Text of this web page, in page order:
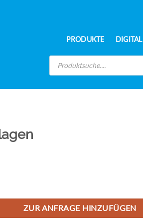
PRODUKTE DIGITAL
Products
search
ZUR ANFRAGE HINZUFÜGEN